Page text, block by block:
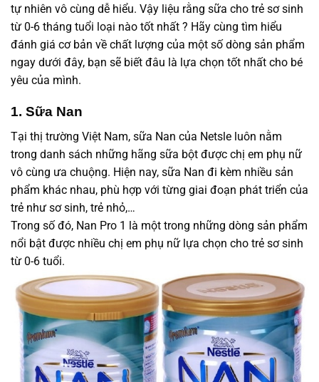
tự nhiên vô cùng dễ hiểu. Vậy liệu rằng sữa cho trẻ sơ sinh
từ 0-6 tháng tuổi loại nào tốt nhất ? Hãy cùng tìm hiểu
đánh giá cơ bản về chất lượng của một số dòng sản phẩm
ngay dưới đây, bạn sẽ biết đâu là lựa chọn tốt nhất cho bé
yêu của mình.
1. Sữa Nan
Tại thị trường Việt Nam, sữa Nan của Netsle luôn nằm
trong danh sách những hãng sữa bột được chị em phụ nữ
vô cùng ưa chuộng. Hiện nay, sữa Nan đi kèm nhiều sản
phẩm khác nhau, phù hợp với từng giai đoạn phát triển của
trẻ như sơ sinh, trẻ nhỏ,…
Trong số đó, Nan Pro 1 là một trong những dòng sản phẩm
nổi bật được nhiều chị em phụ nữ lựa chọn cho trẻ sơ sinh
từ 0-6 tuổi.